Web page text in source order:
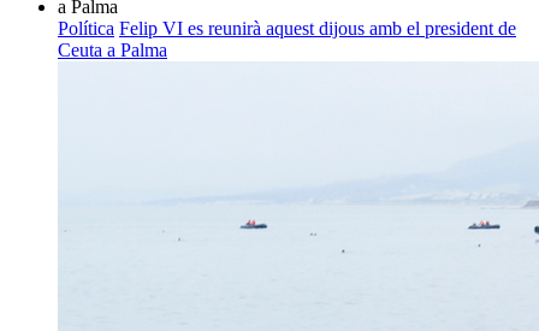
Política Felip VI es reunirà aquest dijous amb el president de
Ceuta a Palma